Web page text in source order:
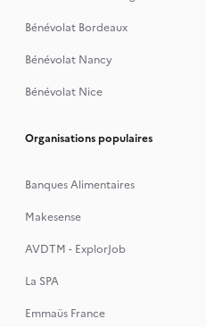
Bénévolat Bordeaux
Bénévolat Nancy
Bénévolat Nice
Organisations populaires
Banques Alimentaires
Makesense
AVDTM - ExplorJob
La SPA
Emmaüs France